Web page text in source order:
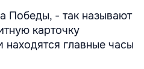
Победы, - так называют
карточку
главные часы